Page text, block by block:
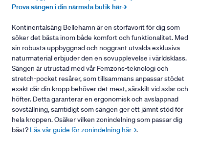
Prova sängen i din närmsta butik här→
Kontinentalsäng Bellehamn är en storfavorit för dig som
söker det bästa inom både komfort och funktionalitet. Med
sin robusta uppbyggnad och noggrant utvalda exklusiva
naturmaterial erbjuder den en sovupplevelse i världsklass.
Sängen är utrustad med vår Femzons-teknologi och
stretch-pocket resårer, som tillsammans anpassar stödet
exakt där din kropp behöver det mest, särskilt vid axlar och
höfter. Detta garanterar en ergonomisk och avslappnad
sovställning, samtidigt som sängen ger ett jämnt stöd för
hela kroppen. Osäker vilken zonindelning som passar dig
bäst? Läs vår guide för zonindelning här→.